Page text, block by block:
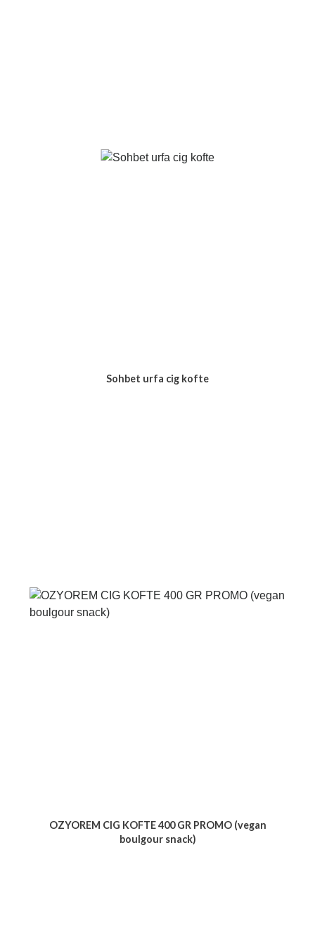
Sohbet urfa cig kofte
OZYOREM CIG KOFTE 400 GR PROMO (vegan
boulgour snack)